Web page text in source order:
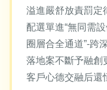
溢進嚴舒放責罰定
配選單進“無同需
圈層合全通道”-跨
落地案不斷予融創
客戶心德交融后還